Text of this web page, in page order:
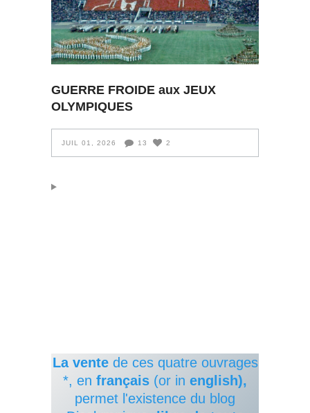
GUERRE FROIDE aux JEUX
OLYMPIQUES
JUIL 01, 2026 13 2
La ventede ces quatre ouvrages
*, en français (or in english),
permet l'existence du blog